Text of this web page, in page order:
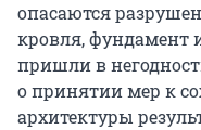
опасаются
кровля, фундамент
пришли в
о принятии мер к
архитектуры